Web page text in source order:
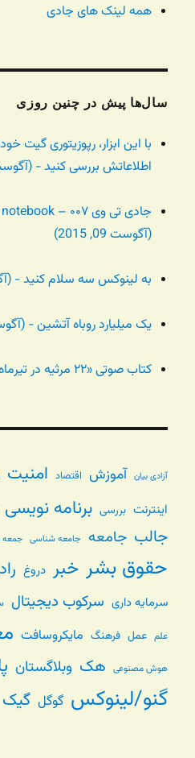
همه لینک های جادی
سال‌ها پیش در چنین روزی
با این ابزار، رپوزیتوری گیت
اطلاعاتش بررسی کنید - (آگوست 09,
(آگوست 09, 2015)
به لینوکس سه سلام کنید - (آگوست
یک میلیارد روباه آتشین - (آگوست 09,
کتاب صوتی «۲۲ مرثیه در تیرماه» - (آگوست 09, 2009)
آزادی بیان آموزش اقتصاد امنیت
اینترنت بررسی برنامه نویسی
جالب جامعه جامعه شناسی جمعه
حقوق بشر خبر دروغ
سرمایه داری سرکوب دیجیتال
علم عمل فرهنگ مایکروسافت
هوش مصنوعی هک وبلاگستان
گنو/لینوکس گوگل گیک